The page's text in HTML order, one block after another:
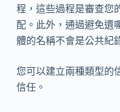
程，這些過程是審查您
配。此外，通過避免遺
體的名稱不會是公共紀
您可以建立兩種類型的
信任。